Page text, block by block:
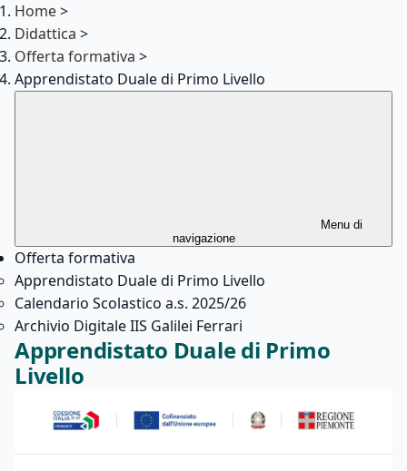
Home>
Didattica >
Offerta formativa >
Apprendistato Duale di Primo Livello
Menu di
navigazione
Offerta formativa
Apprendistato Duale di Primo Livello
Calendario Scolastico a.s. 2025/26
Archivio Digitale IIS Galilei Ferrari
Apprendistato Duale di Primo
Livello